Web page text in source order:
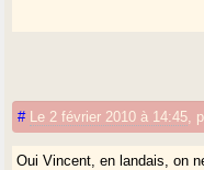
# Le 2 février 2010 à 14:45
Oui Vincent, en landais, on